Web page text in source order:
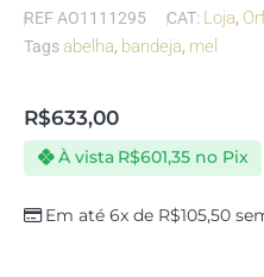
REF AO1111295 CAT: Loja,
Tagsabelha, bandeja, mel
R$633,00
Em até 6x de R$105,50
À vista R$601,35 no Pix